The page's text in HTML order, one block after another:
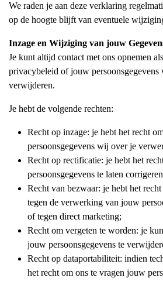
We raden je aan deze verklaring
op de hoogte blijft van eventuele
Inzage en Wijziging van jouw
Je kunt altijd contact met ons opnemen
privacybeleid of jouw
verwijderen.
Je hebt de volgende rechten:
Recht op inzage: je hebt het recht
persoonsgegevens wij over je
Recht op rectificatie: je hebt het
persoonsgegevens te laten
Recht van bezwaar: je hebt het
tegen de verwerking van jouw
of tegen direct marketing;
Recht om vergeten te worden: je
jouw persoonsgegevens te
Recht op dataportabiliteit: indien
het recht om ons te vragen jouw